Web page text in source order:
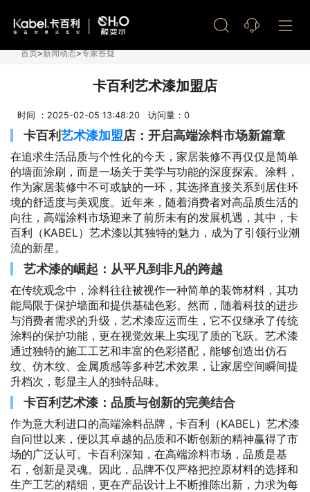
首页>新闻动态>专家答疑
卡百利艺术漆加盟店
时间 ：2025-02-05 13:48:20 访问量： 0
卡百利艺术漆加盟店：开启高端涂料市场新篇章
在追求生活品质与个性化的今天，家居装修不再仅仅是简单
的墙面涂刷，而是一场关于美学与功能的深度探索。涂料，
作为家居装修中不可或缺的一环，其选择直接关系到居住环
境的舒适度与美观度。近年来，随着消费者对高品质生活的
向往，高端涂料市场迎来了前所未有的发展机遇，其中，卡
百利（KABEL）艺术漆以其独特的魅力，成为了引领行业潮
流的新星。
艺术漆的崛起：从平凡到非凡的跨越
在传统观念中，涂料往往被视作一种简单的装饰材料，其功
能局限于保护墙面和提供基础色彩。然而，随着科技的进步
与消费者需求的升级，艺术漆应运而生，它不仅继承了传统
涂料的保护功能，更在视觉效果上实现了质的飞跃。艺术漆
通过独特的施工工艺和丰富的色彩搭配，能够创造出仿石
纹、仿木纹、金属质感等多种艺术效果，让家居空间瞬间提
升档次，彰显主人的独特品味。
卡百利艺术漆：品质与创新的完美结合
作为意大利进口的高端涂料品牌，卡百利（KABEL）艺术漆
自问世以来，便以其卓越的品质和不断创新的精神赢得了市
场的广泛认可。卡百利深知，在高端涂料市场，品质是基
石，创新是灵魂。因此，品牌不仅严格把控原材料的选择和
生产工艺的精细，更在产品设计上不断推陈出新，力求为每